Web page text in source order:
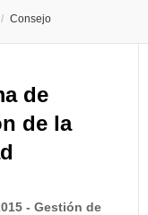
/ Consejo
de
de la
- Gestión de